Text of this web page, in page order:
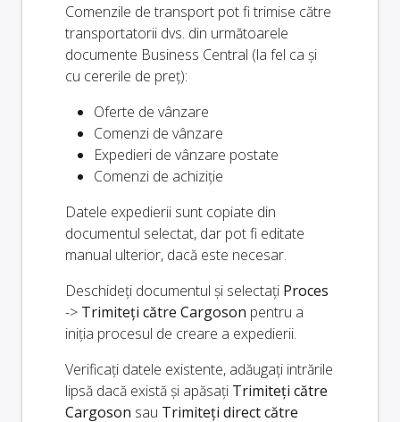
Comenzile de transport pot fi trimise către
transportatorii dvs. din următoarele
documente Business Central (la fel ca și
cu cererile de preț):
Oferte de vânzare
Comenzi de vânzare
Expedieri de vânzare postate
Comenzi de achiziție
Datele expedierii sunt copiate din
documentul selectat, dar pot fi editate
manual ulterior, dacă este necesar.
Deschideți documentul și selectați Proces
-> Trimiteți către Cargoson pentru a
iniția procesul de creare a expedierii.
Verificați datele existente, adăugați intrările
lipsă dacă există și apăsați Trimiteți către
Cargoson sau Trimiteți direct către